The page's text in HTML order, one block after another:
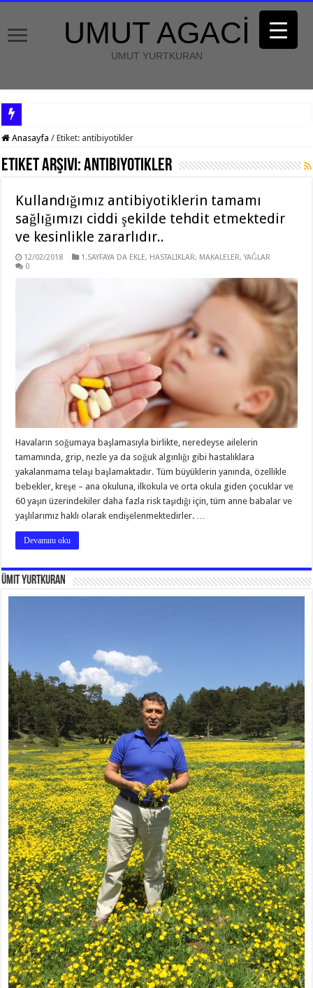
UMUT AGACİ
UMUT YURTKURAN
Anasayfa / Etiket: antibiyotikler
Etiket Arşivi:antibiyotikler
Kullandığımız antibiyotiklerin tamamı
sağlığımızı ciddi şekilde tehdit etmektedir
ve kesinlikle zararlıdır..
12/02/2018 1.SAYFAYA DA EKLE, HASTALIKLAR, MAKALELER,YAĞLAR
0
Havaların soğumaya başlamasıyla birlikte, neredeyse ailelerin
tamamında, grip, nezle ya da soğuk algınlığı gibi hastalıklara
yakalanmama telaşı başlamaktadır. Tüm büyüklerin yanında, özellikle
bebekler, kreşe – ana okuluna, ilkokula ve orta okula giden çocuklar ve
60 yaşın üzerindekiler daha fazla risk taşıdığı için, tüm anne babalar ve
yaşlılarımız haklı olarak endişelenmektedirler. …
Devamını oku
Ümit Yurtkuran